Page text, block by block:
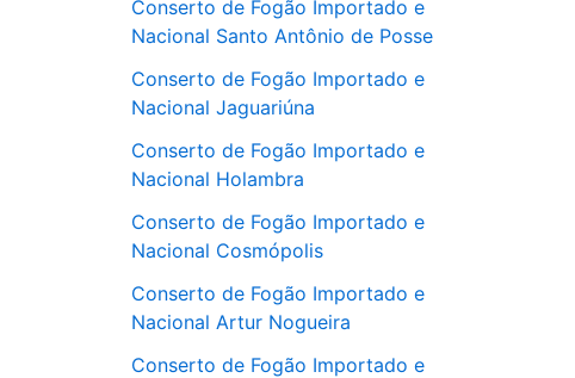
Conserto de Fogão Importado e
Nacional Santo Antônio de Posse
Conserto de Fogão Importado e
Nacional Jaguariúna
Conserto de Fogão Importado e
Nacional Holambra
Conserto de Fogão Importado e
Nacional Cosmópolis
Conserto de Fogão Importado e
Nacional Artur Nogueira
Conserto de Fogão Importado e